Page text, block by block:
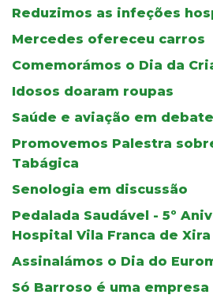
Reduzimos as infeções
Mercedes ofereceu carros
Comemorámos o Dia da
Idosos doaram roupas
Saúde e aviação em debate
Promovemos Palestra
Tabágica
Senologia em discussão
Pedalada Saudável - 5º
Hospital Vila Franca de Xira
Assinalámos o Dia do
Só Barroso é uma empresa